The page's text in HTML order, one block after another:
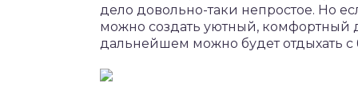
дело довольно-таки непростое. Но
можно создать уютный, комфортный
дальнейшем можно будет отдыхать